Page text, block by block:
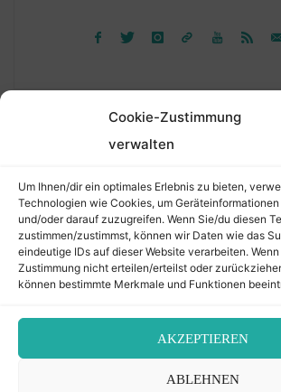
Cookie-Zustimmung
verwalten
Um Ihnen/dir ein optimales Erlebnis zu bieten,
Technologien wie Cookies, um
und/oder darauf zuzugreifen. Wenn Sie/du diesen
zustimmen/zustimmst, können wir Daten wie das
eindeutige IDs auf dieser Website verarbeiten.
Zustimmung nicht erteilen/erteilst oder
können bestimmte Merkmale und Funktionen
AKZEPTIEREN
ABLEHNEN
nach:
©2026 Der
Kontakt / Impressum
Back